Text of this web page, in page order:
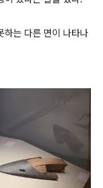
하는 다른 면이 나타나